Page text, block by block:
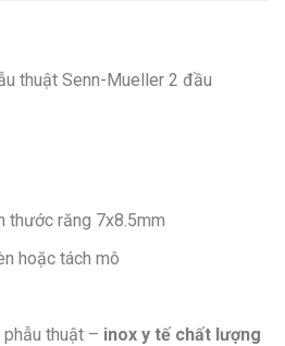
thuật Senn-Mueller 2 đầu
thước răng 7x8.5mm
hoặc tách mô
thuật – inox y tế chất lượng